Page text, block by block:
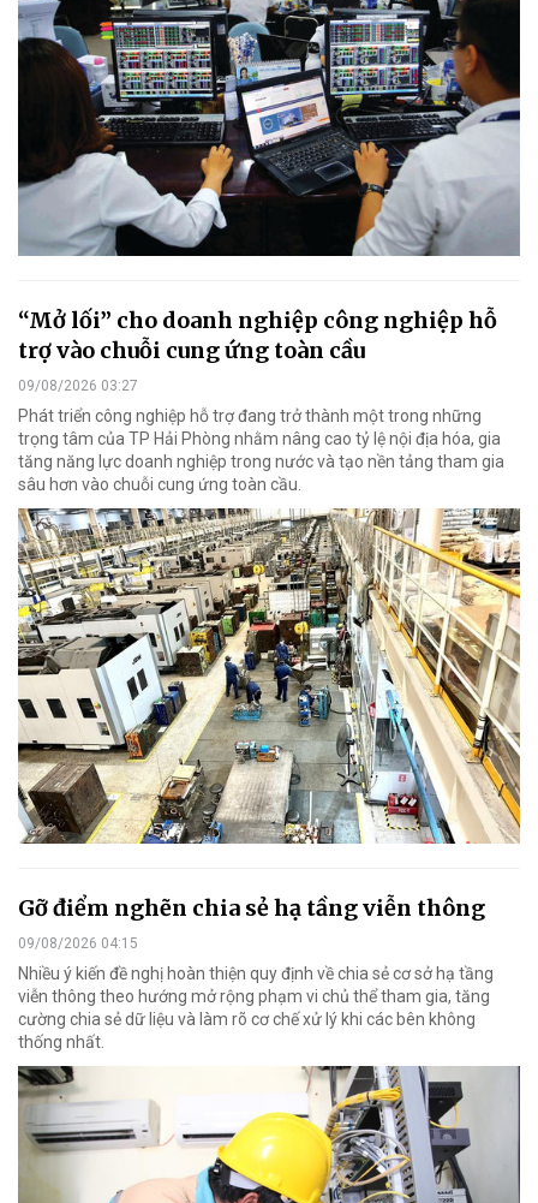
“Mở lối” cho doanh nghiệp công nghiệp hỗ
trợ vào chuỗi cung ứng toàn cầu
09/08/2026 03:27
Phát triển công nghiệp hỗ trợ đang trở thành một trong những
trọng tâm của TP Hải Phòng nhằm nâng cao tỷ lệ nội địa hóa, gia
tăng năng lực doanh nghiệp trong nước và tạo nền tảng tham gia
sâu hơn vào chuỗi cung ứng toàn cầu.
Gỡ điểm nghẽn chia sẻ hạ tầng viễn thông
09/08/2026 04:15
Nhiều ý kiến đề nghị hoàn thiện quy định về chia sẻ cơ sở hạ tầng
viễn thông theo hướng mở rộng phạm vi chủ thể tham gia, tăng
cường chia sẻ dữ liệu và làm rõ cơ chế xử lý khi các bên không
thống nhất.